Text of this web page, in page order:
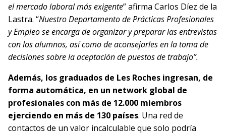
el mercado laboral más exigente” afirma Carlos Díez de la
Lastra. “Nuestro Departamento de Prácticas Profesionales
y Empleo se encarga de organizar y preparar las entrevistas
con los alumnos, así como de aconsejarles en la toma de
decisiones sobre la aceptación de puestos de trabajo”.
Además, los graduados de Les Roches ingresan, de
forma automática, en un network global de
profesionales con más de 12.000 miembros
ejerciendo en más de 130 países. Una red de
contactos de un valor incalculable que solo podría